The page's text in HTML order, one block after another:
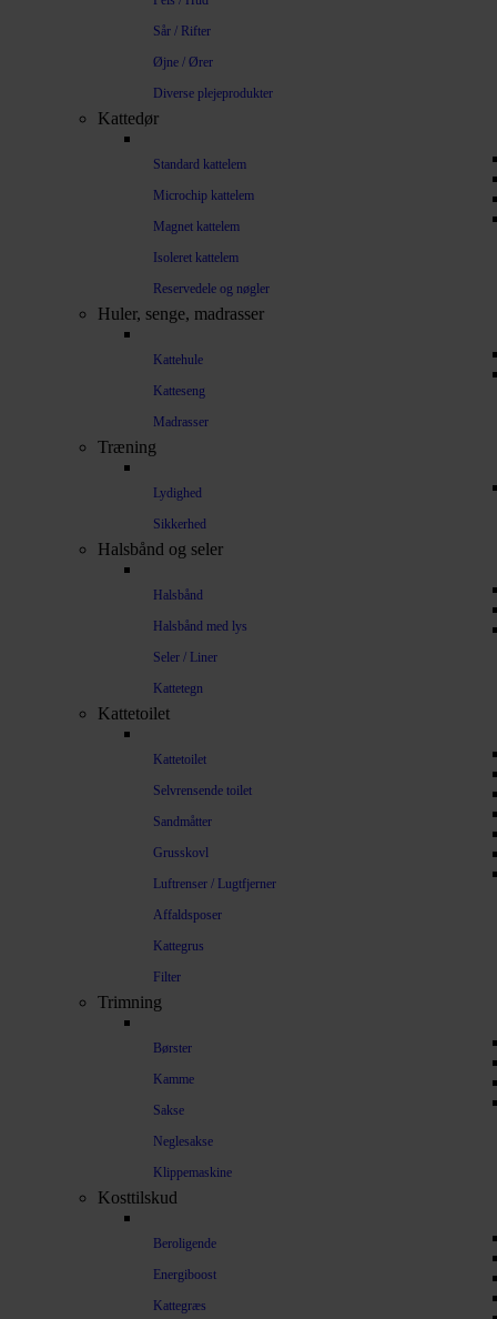
Sår / Rifter
Øjne / Ører
Diverse plejeprodukter
Kattedør
Standard kattelem
Microchip kattelem
Magnet kattelem
Isoleret kattelem
Reservedele og nøgler
Huler, senge, madrasser
Kattehule
Katteseng
Madrasser
Træning
Lydighed
Sikkerhed
Halsbånd og seler
Halsbånd
Halsbånd med lys
Seler / Liner
Kattetegn
Kattetoilet
Kattetoilet
Selvrensende toilet
Sandmåtter
Grusskovl
Luftrenser / Lugtfjerner
Affaldsposer
Kattegrus
Filter
Trimning
Børster
Kamme
Sakse
Neglesakse
Klippemaskine
Kosttilskud
Beroligende
Energiboost
Kattegræs